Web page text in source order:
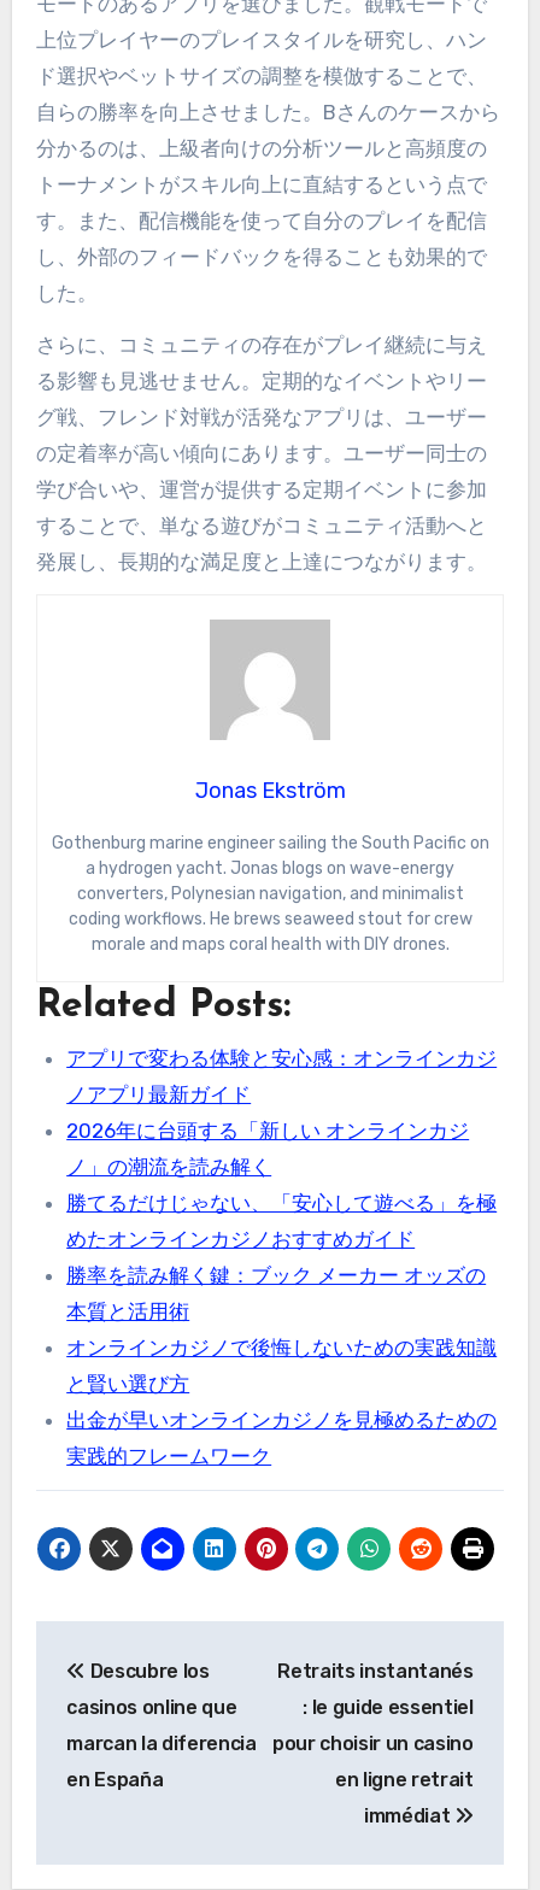
上位プレイヤーのプレイスタイルを研究し、ハン
ド選択やベットサイズの調整を模倣することで、
自らの勝率を向上させました。Bさんのケースから
分かるのは、上級者向けの分析ツールと高頻度の
トーナメントがスキル向上に直結するという点で
す。また、配信機能を使って自分のプレイを配信
し、外部のフィードバックを得ることも効果的で
した。
さらに、コミュニティの存在がプレイ継続に与え
る影響も見逃せません。定期的なイベントやリー
グ戦、フレンド対戦が活発なアプリは、ユーザー
の定着率が高い傾向にあります。ユーザー同士の
学び合いや、運営が提供する定期イベントに参加
することで、単なる遊びがコミュニティ活動へと
発展し、長期的な満足度と上達につながります。
Jonas Ekström
Gothenburg marine engineer sailing the South Pacific on
a hydrogen yacht. Jonas blogs on wave-energy
converters, Polynesian navigation, and minimalist
coding workflows. He brews seaweed stout for crew
morale and maps coral health with DIY drones.
Related Posts:
アプリで変わる体験と安心感：オンラインカジ
ノアプリ最新ガイド
2026年に台頭する「新しい オンラインカジ
ノ」の潮流を読み解く
勝てるだけじゃない、「安心して遊べる」を極
めたオンラインカジノおすすめガイド
勝率を読み解く鍵：ブック メーカー オッズの
本質と活用術
オンラインカジノで後悔しないための実践知識
と賢い選び方
出金が早いオンラインカジノを見極めるための
実践的フレームワーク
navigation
Descubre los
casinos online que
marcan la diferencia
en España
Retraits instantanés
: le guide essentiel
pour choisir un casino
en ligne retrait
immédiat